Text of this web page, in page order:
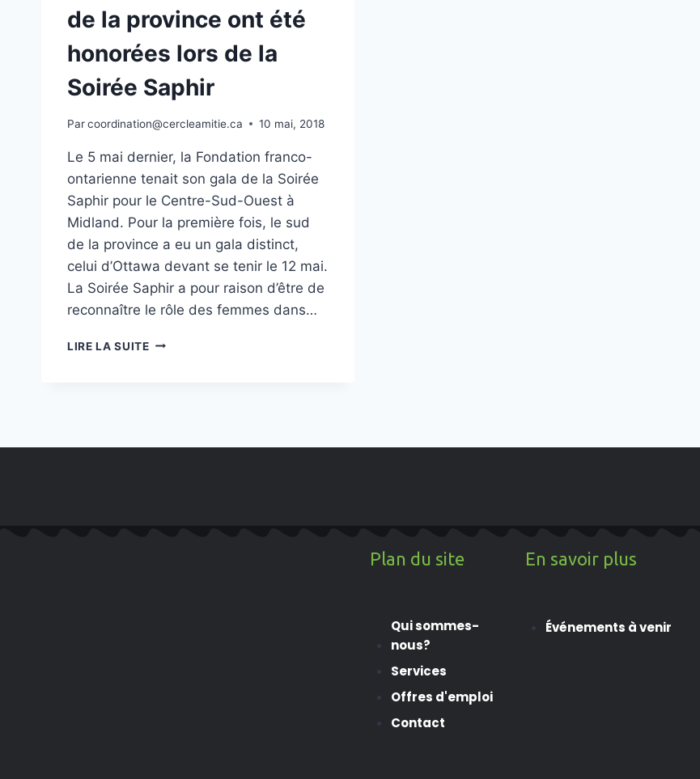
de la province ont été
honorées lors de la
Soirée Saphir
Parcoordination@cercleamitie.ca 10 mai, 2018
Le 5 mai dernier, la Fondation franco-
ontarienne tenait son gala de la Soirée
Saphir pour le Centre-Sud-Ouest à
Midland. Pour la première fois, le sud
de la province a eu un gala distinct,
celui d’Ottawa devant se tenir le 12 mai.
La Soirée Saphir a pour raison d’être de
reconnaître le rôle des femmes dans…
LIRE LA SUITE
Plan du site
Qui sommes-
nous?
Services
Offres d'emploi
Contact
En savoir plus
Événements à venir